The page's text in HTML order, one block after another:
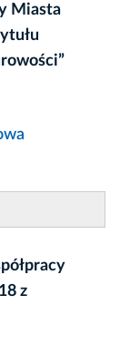
Miasta
z